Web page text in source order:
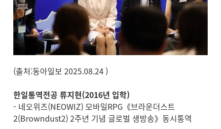
(출처:동아일보 2025.08.24 )
한일통역전공 류지현(2016년 입학)
- 네오위즈(NEOWIZ) 모바일RPG《브라운더스트
2(Browndust2) 2주년 기념 글로벌 생방송》동시통역